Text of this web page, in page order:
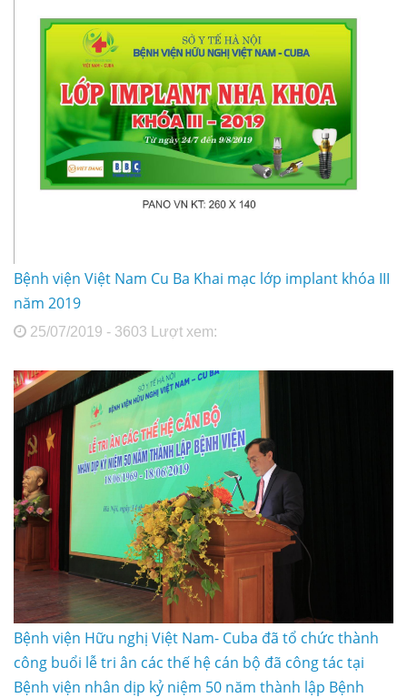
Bệnh viện Việt Nam Cu Ba Khai mạc lớp implant khóa III
năm 2019
25/07/2019 - 3603 Lượt xem:
Bệnh viện Hữu nghị Việt Nam- Cuba đã tổ chức thành
công buổi lễ tri ân các thế hệ cán bộ đã công tác tại
Bệnh viện nhân dịp kỷ niệm 50 năm thành lập Bệnh